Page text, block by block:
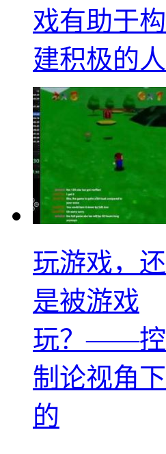
戏有助于构
建积极的人
玩游戏，还
是被游戏
玩？——控
制论视角下
的